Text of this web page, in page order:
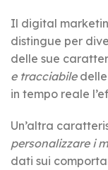
Il digital
distingue per
delle sue
e tracciabiledelle
in tempo reale
Un’altra
personalizzare i
dati sui